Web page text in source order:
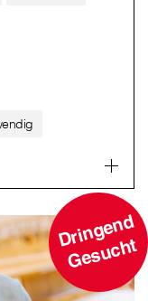
D
ri
n
g
e
n
d
G
e
s
u
c
ht